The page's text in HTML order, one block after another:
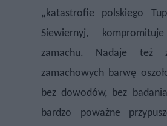
„katastrofie polskiego
Siewiernyj,
zamachu. Nadaje też
zamachowych barwę
bez dowodów, bez
bardzo poważne